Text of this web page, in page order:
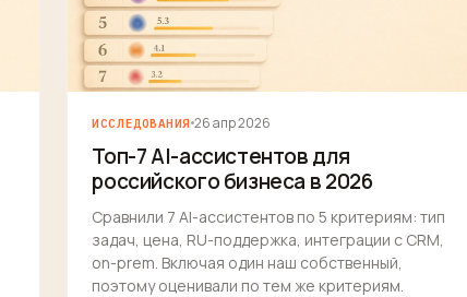
ИССЛЕДОВАНИЯ 26 апр 2026
Топ-7 AI-ассистентов для
российского бизнеса в 2026
Сравнили 7 AI-ассистентов по 5 критериям: тип
задач, цена, RU-поддержка, интеграции с CRM,
on-prem. Включая один наш собственный,
поэтому оценивали по тем же критериям.